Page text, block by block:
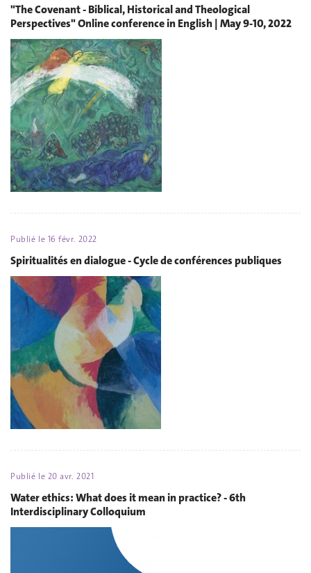
"The Covenant - Biblical, Historical and Theological
Perspectives" Online conference in English | May 9-10, 2022
Publié le 16 févr. 2022
Spiritualités en dialogue - Cycle de conférences publiques
Publié le 20 avr. 2021
Water ethics: What does it mean in practice? - 6th
Interdisciplinary Colloquium